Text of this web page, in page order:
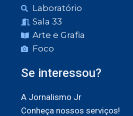
Laboratório
Sala 33
Arte e Grafia
Foco
Se interessou?
A Jornalismo Jr
Conheça nossos serviços!